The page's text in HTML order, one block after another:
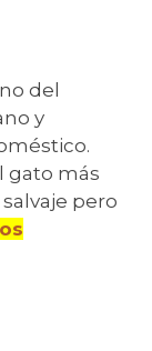
del
y
gato más
pero